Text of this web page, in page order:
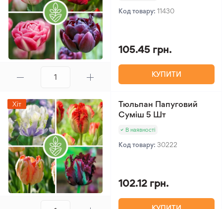
Код товару: 11430
105.45 грн.
КУПИТИ
Хіт
Тюльпан Папуговий
Суміш 5 Шт
В наявності
Код товару: 30222
102.12 грн.